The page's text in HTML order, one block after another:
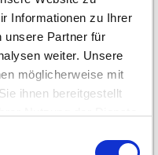
Informationen zu Ihrer
unsere Partner für
weiter. Unsere
möglicherweise mit
ihnen bereitgestellt